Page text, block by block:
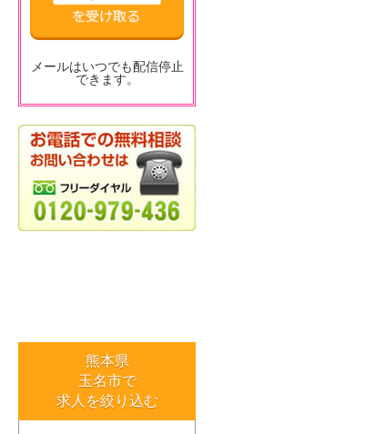
メールはいつでも配信停止
できます。
熊本県
玉名市で
求人を絞り込む